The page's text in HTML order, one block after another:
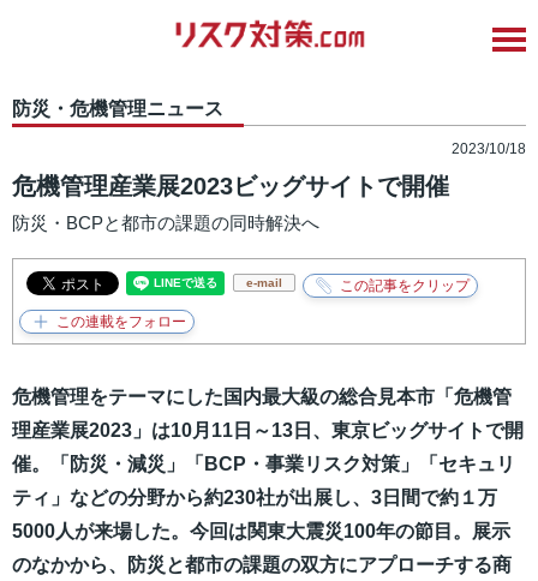
防災・危機管理ニュース
2023/10/18
危機管理産業展2023ビッグサイトで開催
防災・BCPと都市の課題の同時解決へ
e-mail
危機管理をテーマにした国内最大級の総合見本市「危機管
理産業展2023」は10月11日～13日、東京ビッグサイトで開
催。「防災・減災」「BCP・事業リスク対策」「セキュリ
ティ」などの分野から約230社が出展し、3日間で約１万
5000人が来場した。今回は関東大震災100年の節目。展示
のなかから、防災と都市の課題の双方にアプローチする商